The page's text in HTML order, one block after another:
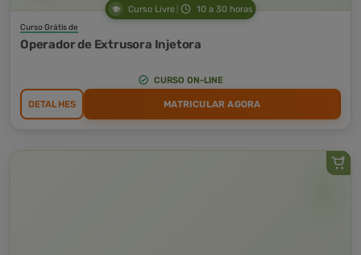
Curso Livre 10 a 30 horas
Curso Grátis de
Operador de Extrusora Injetora
CURSO ON-LINE
DETALHES MATRICULAR AGORA